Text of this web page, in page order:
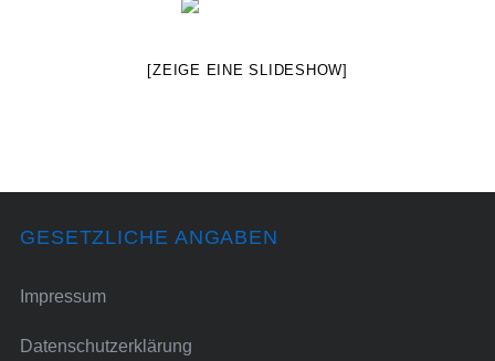
[ZEIGE EINE SLIDESHOW]
GESETZLICHE ANGABEN
Impressum
Datenschutzerklärung